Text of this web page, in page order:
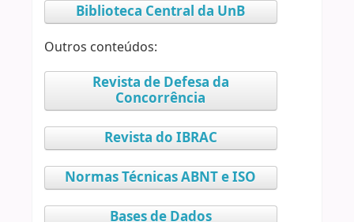
Biblioteca Central da UnB
Outros conteúdos:
Revista de Defesa da
Concorrência
Revista do IBRAC
Normas Técnicas ABNT e ISO
Bases de Dados